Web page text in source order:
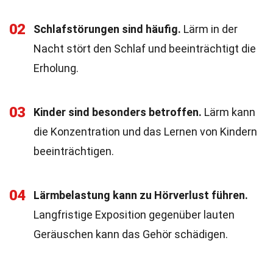
02 Schlafstörungen sind häufig. Lärm in der
Nacht stört den Schlaf und beeinträchtigt die
Erholung.
03 Kinder sind besonders betroffen. Lärm kann
die Konzentration und das Lernen von Kindern
beeinträchtigen.
04
Lärmbelastung kann zu Hörverlust führen.
Langfristige Exposition gegenüber lauten
Geräuschen kann das Gehör schädigen.